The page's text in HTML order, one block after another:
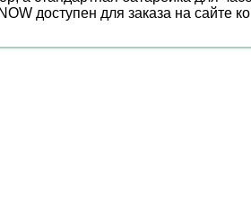
доступен для заказа на сайте